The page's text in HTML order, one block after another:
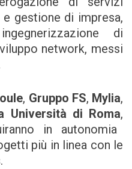
gestione di impresa,
di
network, messi
, Gruppo FS, Mylia,
Università di Roma,
in autonomia
più in linea con le